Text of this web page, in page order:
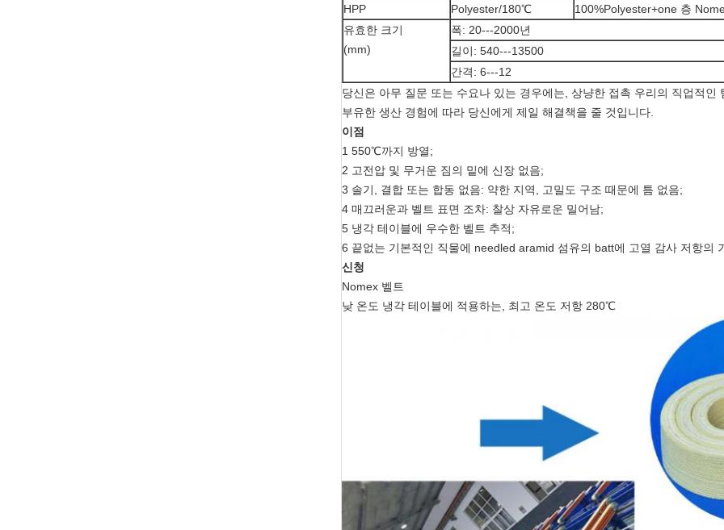
HPP
Polyester/180℃
100%Polyester+one 층
유효한 크기
(mm)
폭: 20---2000년
길이: 540---13500
간격: 6---12
당신은 아무 질문 또는 수요나 있는 경우에는, 상냥한 접촉 우리의 직업적
부유한 생산 경험에 따라 당신에게 제일 해결책을 줄 것입니다.
이점
1 550℃까지 방열;
2 고전압 및 무거운 짐의 밑에 신장 없음;
3 솔기, 결합 또는 합동 없음: 약한 지역, 고밀도 구조 때문에 틈 없음;
4 매끄러운과 벨트 표면 조차: 찰상 자유로운 밀어남;
5 냉각 테이블에 우수한 벨트 추적;
6 끝없는 기본적인 직물에 needled aramid 섬유의 batt에 고열 감사 저항의
신청
Nomex 벨트
낮 온도 냉각 테이블에 적용하는, 최고 온도 저항 280℃